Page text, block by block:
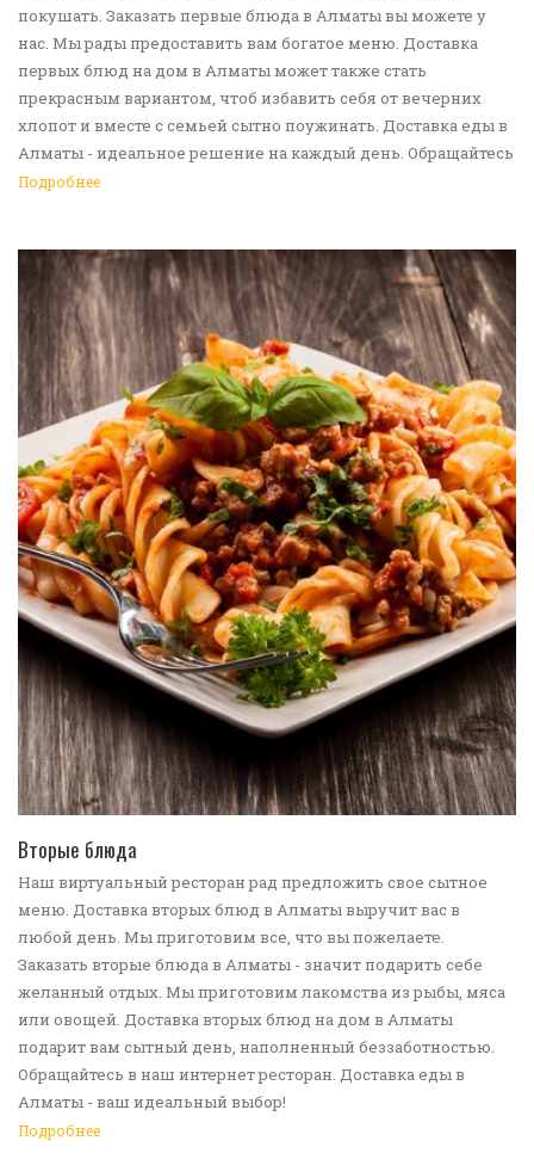
покушать. Заказать первые блюда в Алматы вы можете у
нас. Мы рады предоставить вам богатое меню. Доставка
первых блюд на дом в Алматы может также стать
прекрасным вариантом, чтоб избавить себя от вечерних
хлопот и вместе с семьей сытно поужинать. Доставка еды в
Алматы - идеальное решение на каждый день. Обращайтесь
к нам!
Подробнее
Вторые блюда
Наш виртуальный ресторан рад предложить свое сытное
меню. Доставка вторых блюд в Алматы выручит вас в
любой день. Мы приготовим все, что вы пожелаете.
Заказать вторые блюда в Алматы - значит подарить себе
желанный отдых. Мы приготовим лакомства из рыбы, мяса
или овощей. Доставка вторых блюд на дом в Алматы
подарит вам сытный день, наполненный беззаботностью.
Обращайтесь в наш интернет ресторан. Доставка еды в
Алматы - ваш идеальный выбор!
Подробнее